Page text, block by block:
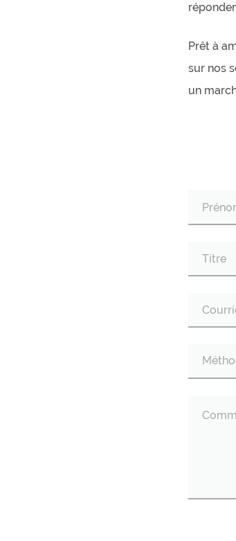
Prêt à
sur nos
un